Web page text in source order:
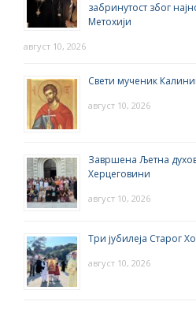
забринутост због
Метохији
август 10, 2026
Свети мученик
август 10, 2026
Завршена Љетна
Херцеговини
август 10, 2026
Три јубилеја Старог
август 10, 2026